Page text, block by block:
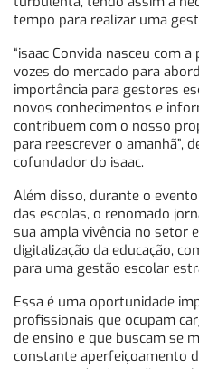
tempo para realizar uma
“isaac Convida nasceu com
vozes do mercado para
importância para gestores
novos conhecimentos e
contribuem com o nosso
para reescrever o amanhã”,
cofundador do isaac.
Além disso, durante o
das escolas, o renomado
sua ampla vivência no setor
digitalização da educação,
para uma gestão escolar
Essa é uma oportunidade
profissionais que ocupam
de ensino e que buscam se
constante aperfeiçoamento